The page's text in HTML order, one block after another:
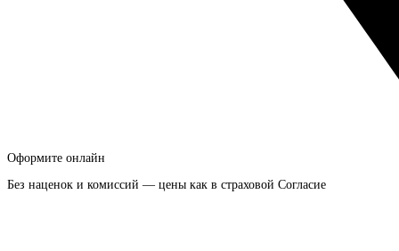
Оформите онлайн
Без наценок и комиссий — цены как в страховой Согласие